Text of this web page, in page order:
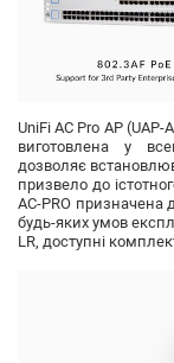
UniFi AC Pro AP (UAP-
виготовлена у
дозволяє
призвело до
AC-PRO призначена
будь-яких умов
LR, доступні